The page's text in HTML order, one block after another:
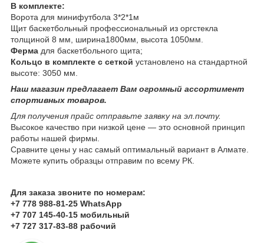
В комплекте:
Ворота для минифутбола 3*2*1м
Щит баскетбольный профессиональный из оргстекла
толщиной 8 мм, ширина1800мм, высота 1050мм.
Ферма для баскетбольного щита;
Кольцо в комплекте с сеткой установлено на стандартной
высоте: 3050 мм.
Наш магазин предлагает Вам огромный ассортимент
спортивных товаров.
Для получения прайс отправьте заявку на эл.почту.
Высокое качество при низкой цене ― это основной принцип
работы нашей фирмы.
Сравните цены у нас самый оптимальный вариант в Алмате.
Можете купить образцы отправим по всему РК.
Для заказа звоните по номерам:
+7 778 988-81-25 WhatsApp
+7 707 145-40-15 мобильный
+7 727 317-83-88 рабочий